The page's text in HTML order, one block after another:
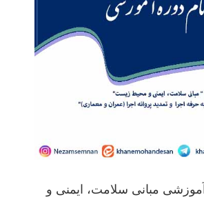
مبانی سلامت، ایمنی و